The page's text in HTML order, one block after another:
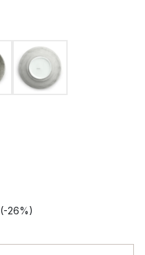
(-26%)